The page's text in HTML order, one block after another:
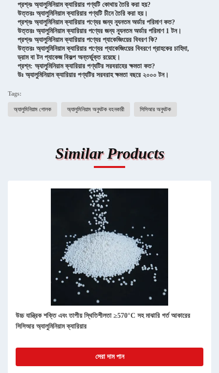
প্রশ্নঃ অ্যালুমিনিয়াম ক্যারিয়ার পণ্যটি কোথায় তৈরি করা হয়?
উত্তরঃ অ্যালুমিনিয়াম ক্যারিয়ার পণ্যটি চীনে তৈরি করা হয়।
প্রশ্নঃ অ্যালুমিনিয়াম ক্যারিয়ার পণ্যের জন্য ন্যূনতম অর্ডার পরিমাণ কত?
উত্তরঃ অ্যালুমিনিয়াম ক্যারিয়ার পণ্যের জন্য ন্যূনতম অর্ডার পরিমাণ 1 টন।
প্রশ্নঃ অ্যালুমিনিয়াম ক্যারিয়ার পণ্যের প্যাকেজিংয়ের বিবরণ কি?
উত্তরঃ অ্যালুমিনিয়াম ক্যারিয়ার পণ্যের প্যাকেজিংয়ের বিবরণে গ্রাহকের চাহিদা,
ড্রাম বা টন প্যাকেজ বিকল্প অন্তর্ভুক্ত রয়েছে।
প্রশ্ন: অ্যালুমিনিয়াম ক্যারিয়ার পণ্যটির সরবরাহের ক্ষমতা কত?
উঃ অ্যালুমিনিয়াম ক্যারিয়ার পণ্যটির সরবরাহ ক্ষমতা বছরে ২০০০ টন।
Tags:
অ্যালুমিনিয়াম গোলক অ্যালুমিনিয়াম অনুঘটক বহনকারী সিসিআর অনুঘটক
Similar Products
উচ্চ যান্ত্রিক শক্তি এবং তাপীয় স্থিতিশীলতা ≥570°C সহ মাঝারি গর্ত আকারের
সিসিআর অ্যালুমিনিয়াম ক্যারিয়ার
সেরা দাম পান